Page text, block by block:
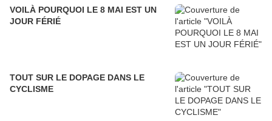
VOILÀ POURQUOI LE 8 MAI EST UN
JOUR FÉRIÉ
TOUT SUR LE DOPAGE DANS LE
CYCLISME